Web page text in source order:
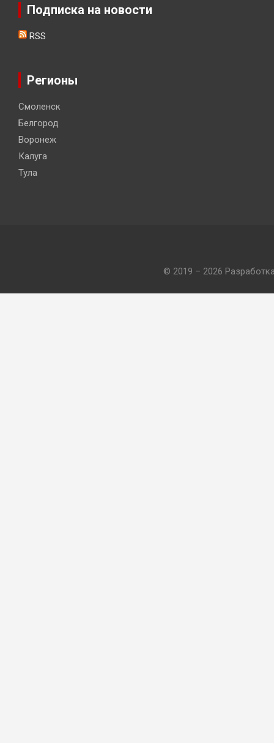
Подписка на новости
RSS
Регионы
Смоленск
Белгород
Воронеж
Калуга
Тула
© 2019 – 2026